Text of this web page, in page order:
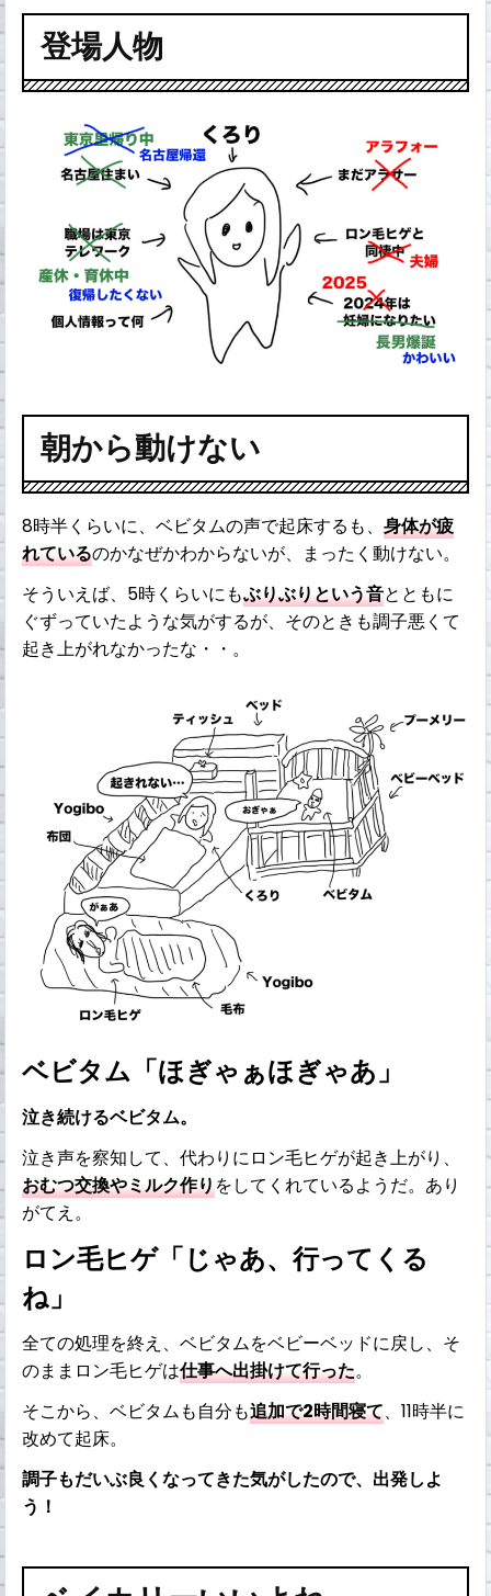
登場人物
朝から動けない
8時半くらいに、ベビタムの声で起床するも、身体が疲
れているのかなぜかわからないが、まったく動けない。
そういえば、5時くらいにもぶりぶりという音とともに
ぐずっていたような気がするが、そのときも調子悪くて
起き上がれなかったな・・。
ベビタム「ほぎゃぁほぎゃあ」
泣き続けるベビタム。
泣き声を察知して、代わりにロン毛ヒゲが起き上がり、
おむつ交換やミルク作りをしてくれているようだ。あり
がてえ。
ロン毛ヒゲ「じゃあ、行ってくる
ね」
全ての処理を終え、ベビタムをベビーベッドに戻し、そ
のままロン毛ヒゲは仕事へ出掛けて行った。
そこから、ベビタムも自分も追加で2時間寝て、11時半に
改めて起床。
調子もだいぶ良くなってきた気がしたので、出発しよ
う！